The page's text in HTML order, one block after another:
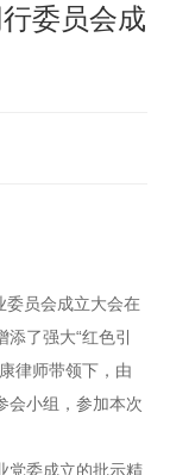
委员会成
员会成立大会在
了强大“红色引
律师带领下，由
会小组，参加本次
委成立的批示精